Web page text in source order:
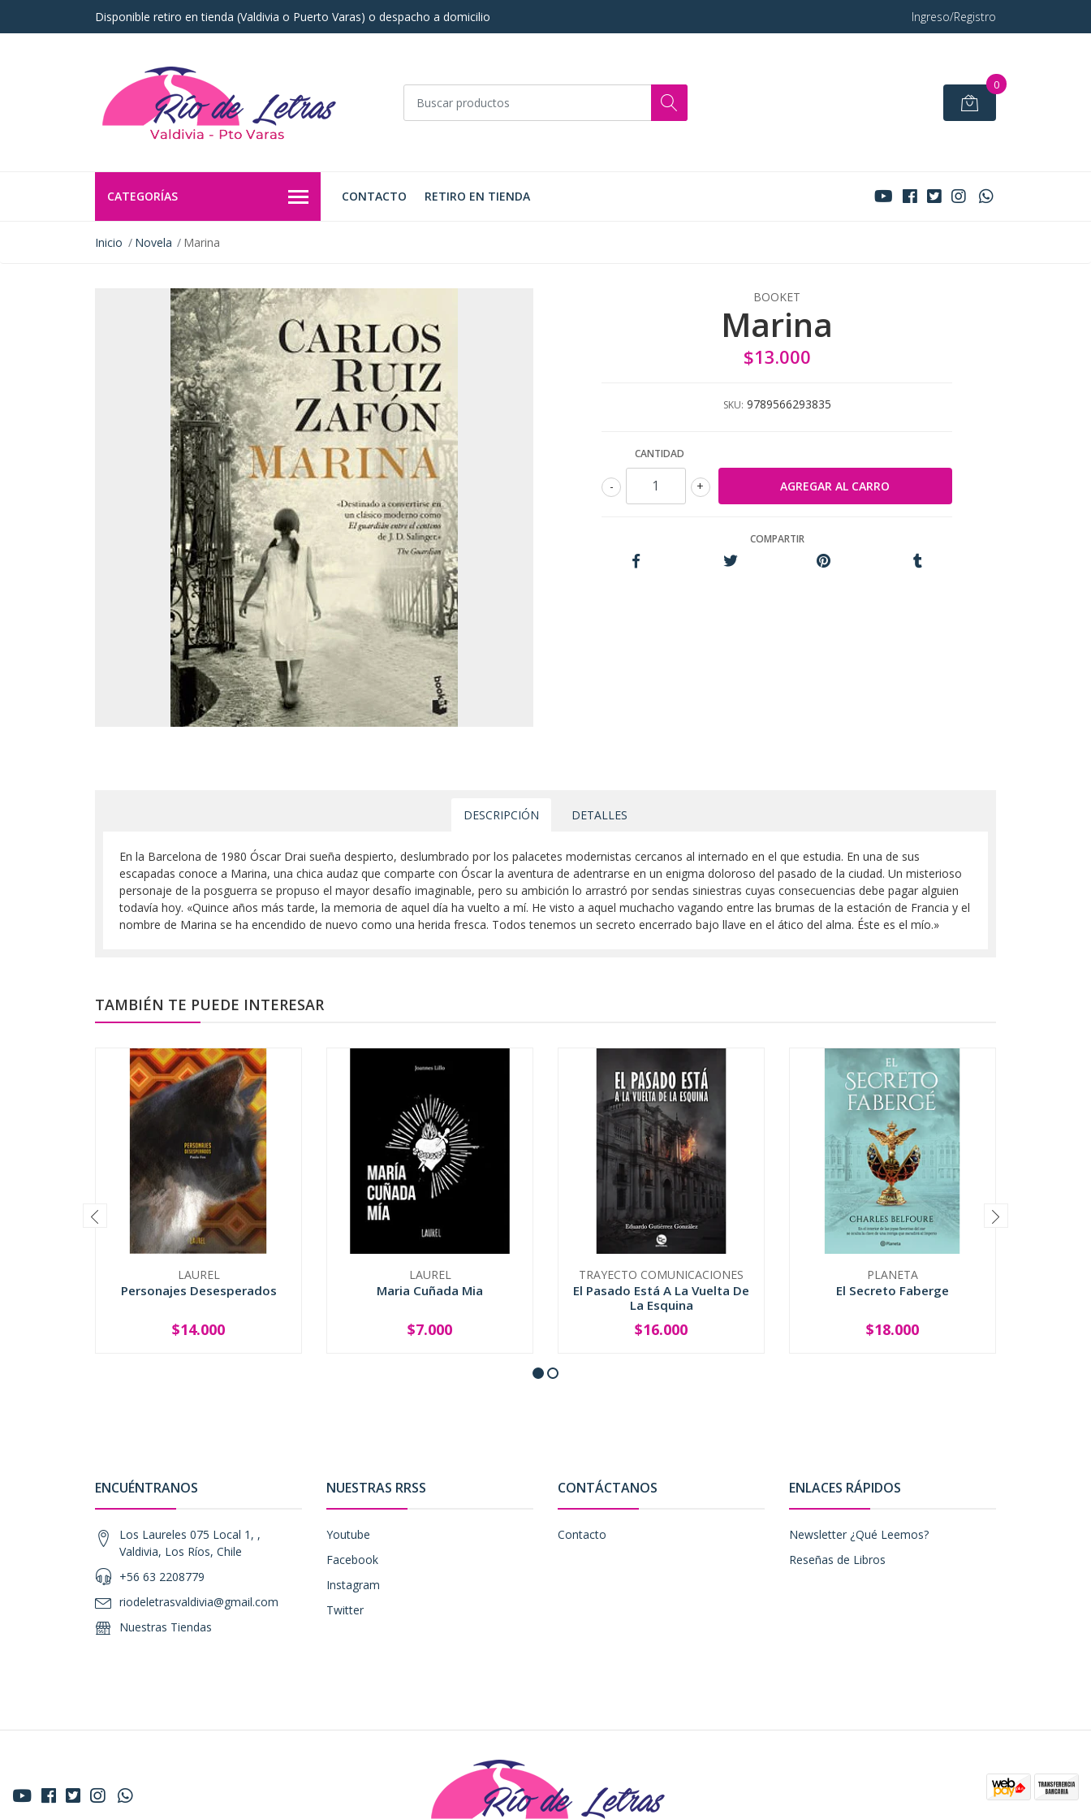
Disponible retiro en tienda (Valdivia o Puerto Varas) o despacho a domicilio Ingreso/Registro
0
CATEGORÍAS CONTACTO RETIRO EN TIENDA
Inicio Novela Marina
BOOKET
Marina
$13.000
SKU: 9789566293835
CANTIDAD
+
-
COMPARTIR
DESCRIPCIÓN DETALLES
En la Barcelona de 1980 Óscar Drai sueña despierto, deslumbrado por los palacetes modernistas cercanos al internado en el que estudia. En una de sus
escapadas conoce a Marina, una chica audaz que comparte con Óscar la aventura de adentrarse en un enigma doloroso del pasado de la ciudad. Un misterioso
personaje de la posguerra se propuso el mayor desafío imaginable, pero su ambición lo arrastró por sendas siniestras cuyas consecuencias debe pagar alguien
todavía hoy. «Quince años más tarde, la memoria de aquel día ha vuelto a mí. He visto a aquel muchacho vagando entre las brumas de la estación de Francia y el
nombre de Marina se ha encendido de nuevo como una herida fresca. Todos tenemos un secreto encerrado bajo llave en el ático del alma. Éste es el mío.»
TAMBIÉN TE PUEDE INTERESAR
LAUREL
Personajes Desesperados
+
$14.000
LAUREL
Maria Cuñada Mia
+
$7.000
TRAYECTO COMUNICACIONES
El Pasado Está A La Vuelta De
La Esquina
+
$16.000
PLANETA
El Secreto Faberge
+
$18.000
ENCUÉNTRANOS
Los Laureles 075 Local 1, ,
Valdivia, Los Ríos, Chile
+56 63 2208779
riodeletrasvaldivia@gmail.com
Nuestras Tiendas
NUESTRAS RRSS
Youtube
Facebook
Instagram
Twitter
CONTÁCTANOS
Contacto
ENLACES RÁPIDOS
Newsletter ¿Qué Leemos?
Reseñas de Libros